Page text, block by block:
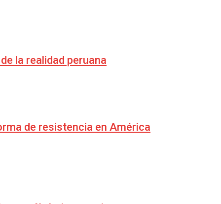
la realidad peruana
de resistencia en América